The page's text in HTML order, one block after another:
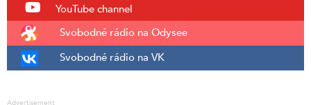
YouTube channel
Svobodné rádio na Odysee
Svobodné rádio na VK